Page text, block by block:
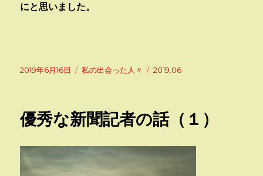
にと思いました。
投
2019年6月16日
カ
ー
私の出会った人々
タ
2019.06
優秀な新聞記者の話（１）